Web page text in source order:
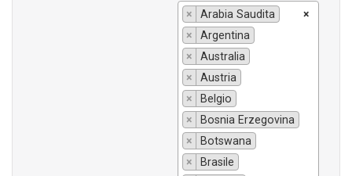
×
×
Arabia Saudita
×
Argentina
×
Australia
×
Austria
×
Belgio
×
Bosnia Erzegovina
×
Botswana
×
Brasile